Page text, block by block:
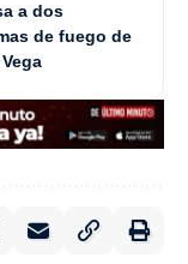
a dos
de fuego de